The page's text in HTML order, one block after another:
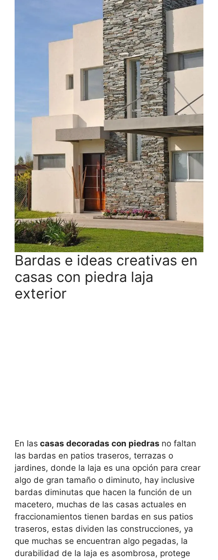
Bardas e ideas creativas en
casas con piedra laja
exterior
En las casas decoradas con piedras no faltan
las bardas en patios traseros, terrazas o
jardines, donde la laja es una opción para crear
algo de gran tamaño o diminuto, hay inclusive
bardas diminutas que hacen la función de un
macetero, muchas de las casas actuales en
fraccionamientos tienen bardas en sus patios
traseros, estas dividen las construcciones, ya
que muchas se encuentran algo pegadas, la
durabilidad de la laja es asombrosa, protege